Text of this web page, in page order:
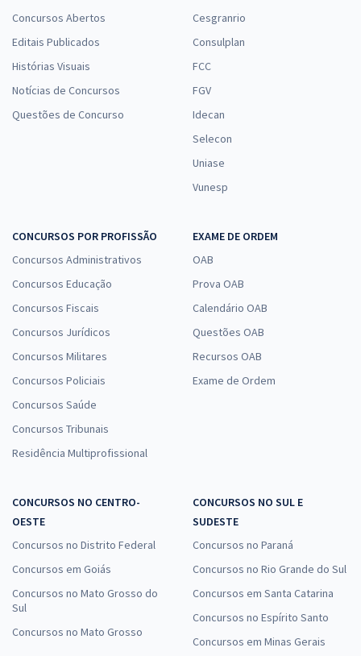
Concursos Abertos
Editais Publicados
Histórias Visuais
Notícias de Concursos
Questões de Concurso
Cesgranrio
Consulplan
FCC
FGV
Idecan
Selecon
Uniase
Vunesp
CONCURSOS POR PROFISSÃO
Concursos Administrativos
Concursos Educação
Concursos Fiscais
Concursos Jurídicos
Concursos Militares
Concursos Policiais
Concursos Saúde
Concursos Tribunais
Residência Multiprofissional
EXAME DE ORDEM
OAB
Prova OAB
Calendário OAB
Questões OAB
Recursos OAB
Exame de Ordem
CONCURSOS NO CENTRO-
OESTE
Concursos no Distrito Federal
Concursos em Goiás
Concursos no Mato Grosso do
Sul
Concursos no Mato Grosso
CONCURSOS NO SUL E
SUDESTE
Concursos no Paraná
Concursos no Rio Grande do Sul
Concursos em Santa Catarina
Concursos no Espírito Santo
Concursos em Minas Gerais